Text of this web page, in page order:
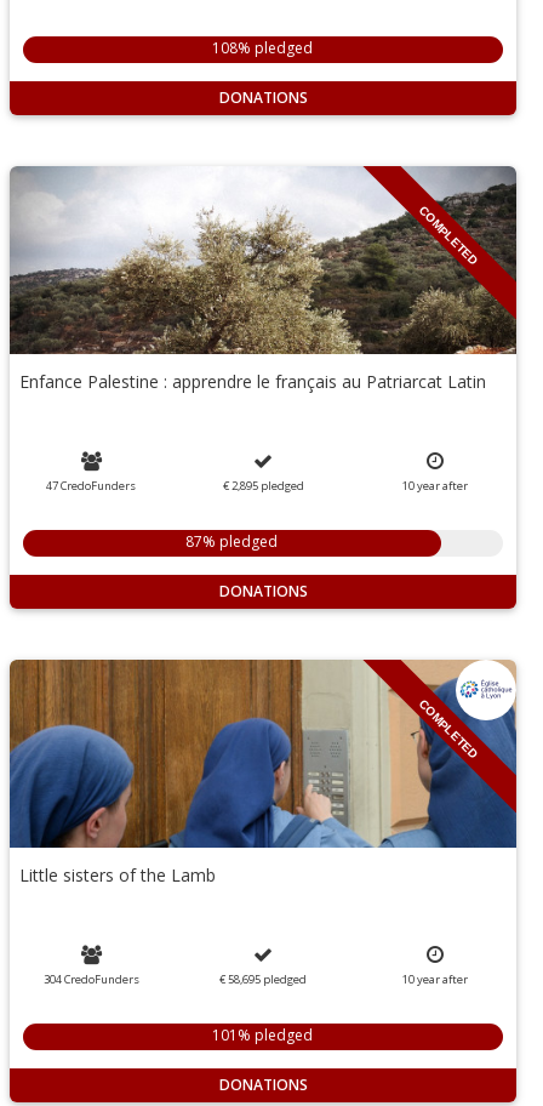
108% pledged
DONATIONS
COMPLETED
Enfance Palestine : apprendre le français au Patriarcat Latin
47 CredoFunders € 2,895 pledged 10yearafter
87% pledged
DONATIONS
COMPLETED
Little sisters of the Lamb
304 CredoFunders € 58,695 pledged 10yearafter
101% pledged
DONATIONS